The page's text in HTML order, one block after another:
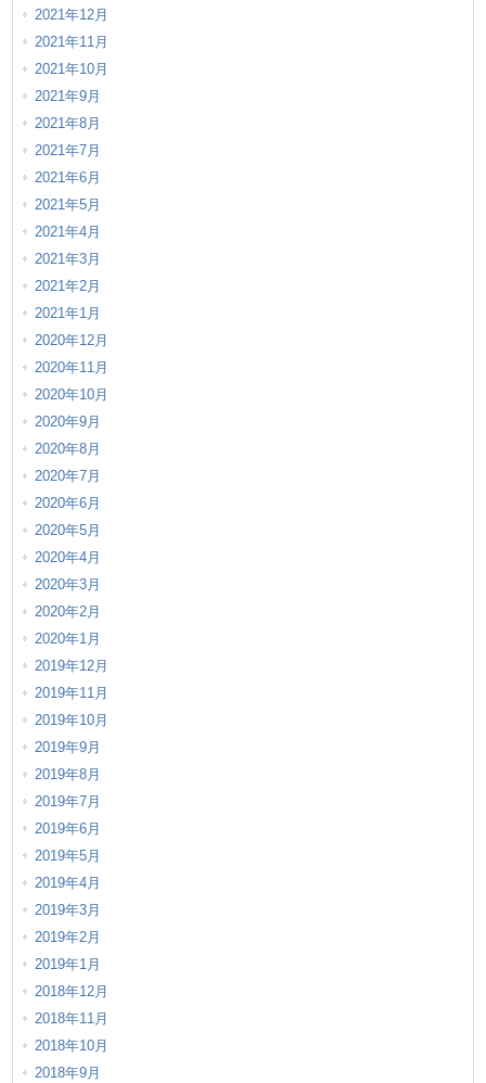
2021年12月
2021年11月
2021年10月
2021年9月
2021年8月
2021年7月
2021年6月
2021年5月
2021年4月
2021年3月
2021年2月
2021年1月
2020年12月
2020年11月
2020年10月
2020年9月
2020年8月
2020年7月
2020年6月
2020年5月
2020年4月
2020年3月
2020年2月
2020年1月
2019年12月
2019年11月
2019年10月
2019年9月
2019年8月
2019年7月
2019年6月
2019年5月
2019年4月
2019年3月
2019年2月
2019年1月
2018年12月
2018年11月
2018年10月
2018年9月